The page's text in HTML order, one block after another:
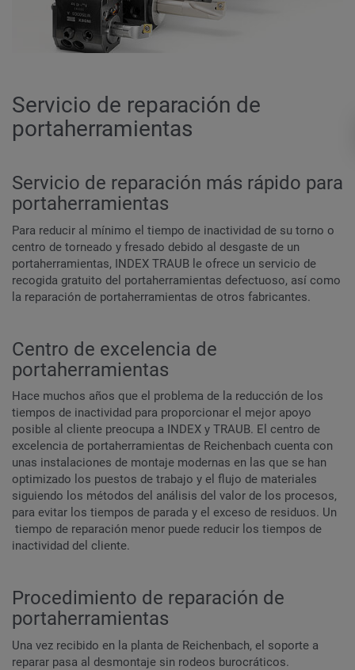
Servicio de reparación de
portaherramientas
Servicio de reparación más rápido para
portaherramientas
Para reducir al mínimo el tiempo de inactividad de su torno o
centro de torneado y fresado debido al desgaste de un
portaherramientas, INDEX TRAUB le ofrece un servicio de
recogida gratuito del portaherramientas defectuoso, así como
la reparación de portaherramientas de otros fabricantes.
Centro de excelencia de
portaherramientas
Hace muchos años que el problema de la reducción de los
tiempos de inactividad para proporcionar el mejor apoyo
posible al cliente preocupa a INDEX y TRAUB. El centro de
excelencia de portaherramientas de Reichenbach cuenta con
unas instalaciones de montaje modernas en las que se han
optimizado los puestos de trabajo y el flujo de materiales
siguiendo los métodos del análisis del valor de los procesos,
para evitar los tiempos de parada y el exceso de residuos. Un
tiempo de reparación menor puede reducir los tiempos de
inactividad del cliente.
Procedimiento de reparación de
portaherramientas
Una vez recibido en la planta de Reichenbach, el soporte a
reparar pasa al desmontaje sin rodeos burocráticos.